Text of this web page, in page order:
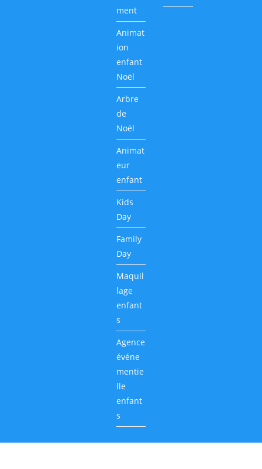
ment
Animat
ion
enfant
Noël
Arbre
de
Noël
Animat
eur
enfant
Kids
Day
Family
Day
Maquil
lage
enfant
s
Agence
événe
mentie
lle
enfant
s